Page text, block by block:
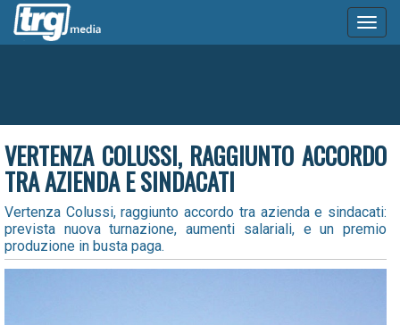
VERTENZA COLUSSI, RAGGIUNTO ACCORDO
TRA AZIENDA E SINDACATI
Vertenza Colussi, raggiunto accordo tra azienda e sindacati:
prevista nuova turnazione, aumenti salariali, e un premio
produzione in busta paga.